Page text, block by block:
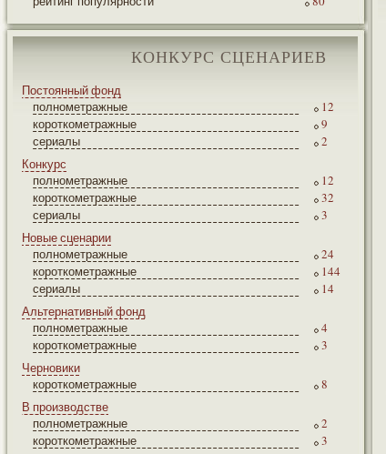
КОНКУРС СЦЕНАРИЕВ
Постоянный фонд
полнометражные
12
короткометражные
9
сериалы
2
Конкурс
полнометражные
12
короткометражные
32
сериалы
3
Новые сценарии
полнометражные
24
короткометражные
144
сериалы
14
Альтернативный фонд
полнометражные
4
короткометражные
3
Черновики
короткометражные
8
В производстве
полнометражные
2
короткометражные
3